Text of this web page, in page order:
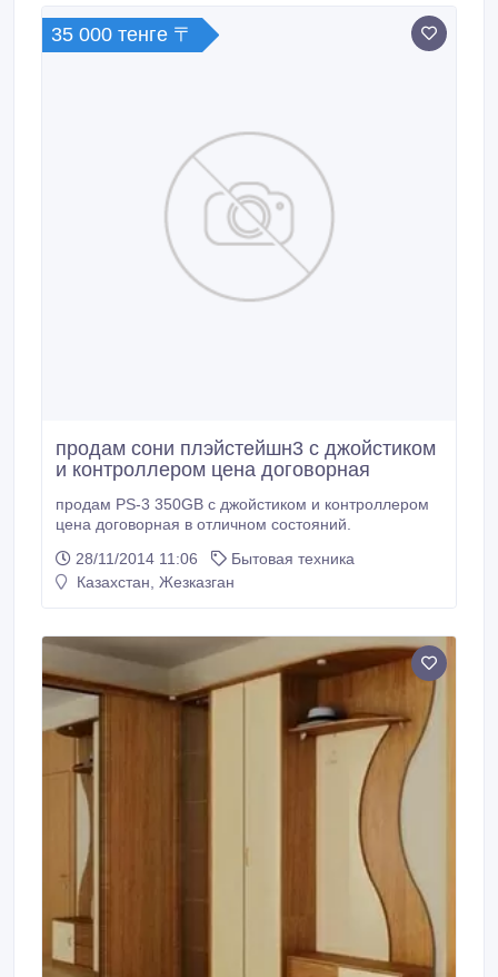
35 000 тенге 〒
продам сони плэйстейшн3 с джойстиком
и контроллером цена договорная
продам PS-3 350GB с джойстиком и контроллером
цена договорная в отличном состояний.
28/11/2014 11:06
Бытовая техника
Казахстан, Жезказган